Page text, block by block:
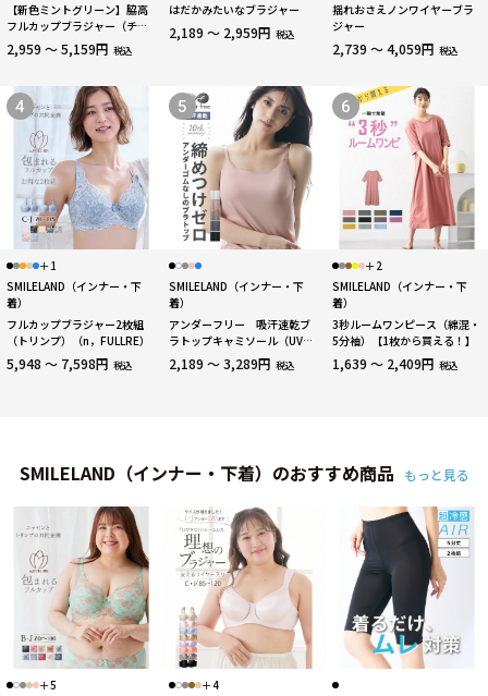
【新色ミントグリーン】脇高
フルカップブラジャー（チュ
ーリップ柄）（日本製レー
ス）（トリンプ）（n，
2,959 ～ 5,159円 税込
はだかみたいなブラジャー
2,189 ～ 2,959円 税込
揺れおさえノンワイヤーブラ
ジャー
2,739 ～ 4,059円 税込
4
＋1
SMILELAND（インナー・下
着）
フルカップブラジャー2枚組
（トリンプ）（n，FULLRE）
5,948 ～ 7,598円 税込
5
SMILELAND（インナー・下
着）
アンダーフリー 吸汗速乾ブ
ラトップキャミソール（UVカ
ット）
2,189 ～ 3,289円 税込
6
＋2
SMILELAND（インナー・下
着）
3秒ルームワンピース（綿混・
5分袖）【1枚から買える！】
1,639 ～ 2,409円 税込
SMILELAND（インナー・下着）のおすすめ商品 もっと見る
＋5
＋4